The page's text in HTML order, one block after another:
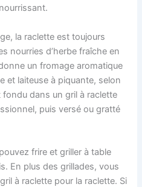
la raclette est toujours
nourries d’herbe fraîche en
un fromage aromatique
et laiteuse à piquante, selon
fondu dans un gril à raclette
puis versé ou gratté
frire et griller à table
En plus des grillades, vous
à raclette pour la raclette. Si